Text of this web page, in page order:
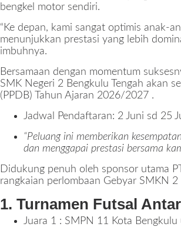
n
g
g
e
a
bengkel motor sendiri.
“Ke depan, kami sangat optimis anak-
menunjukkan prestasi yang lebih
imbuhnya.
Bersamaan dengan momentum
SMK Negeri 2 Bengkulu Tengah akan
(PPDB) Tahun Ajaran 2026/2027 .
Jadwal Pendaftaran: 2 Juni sd 25
“Peluang ini memberikan
dan menggapai prestasi bersama
Didukung penuh oleh sponsor utama
rangkaian perlombaan Gebyar SMKN 2
1. Turnamen Futsal
Juara 1 : SMPN 11 Kota Bengkulu